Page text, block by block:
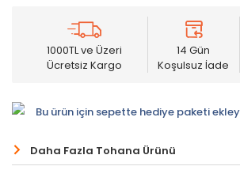
1000TL ve Üzeri
Ücretsiz Kargo
14 Gün
Koşulsuz İade
Bu ürün için sepette hediye paketi
Daha Fazla Tohana Ürünü